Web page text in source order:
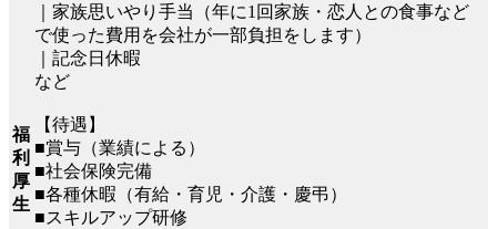
福
利
厚
生
｜家族思いやり手当（年に1回家族・恋人との食事など
で使った費用を会社が一部負担をします）
｜記念日休暇
など
【待遇】
■賞与（業績による）
■社会保険完備
■各種休暇（有給・育児・介護・慶弔）
■スキルアップ研修